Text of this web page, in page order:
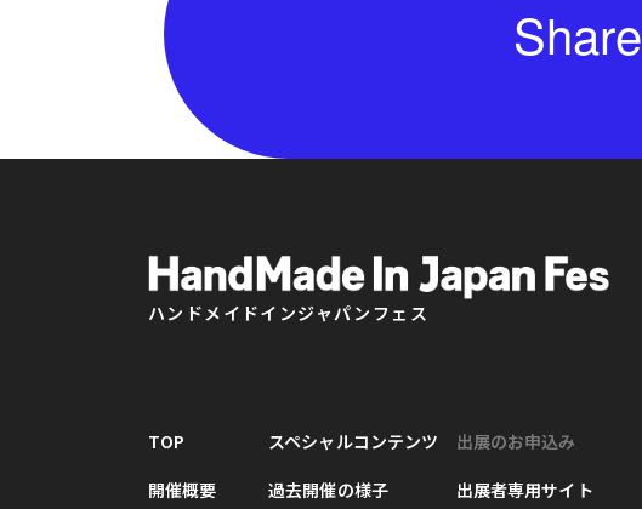
Share
ハンドメイドインジャパンフェス
TOP
開催概要
スペシャルコンテンツ
過去開催の様子
出展のお申込み
出展者専用サイト